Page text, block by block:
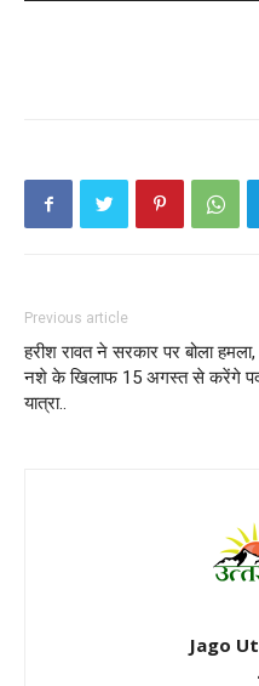
Previous article
हरीश रावत ने सरकार पर बोला हमला,
नशे के खिलाफ 15 अगस्त से करेंगे
यात्रा..
Jago